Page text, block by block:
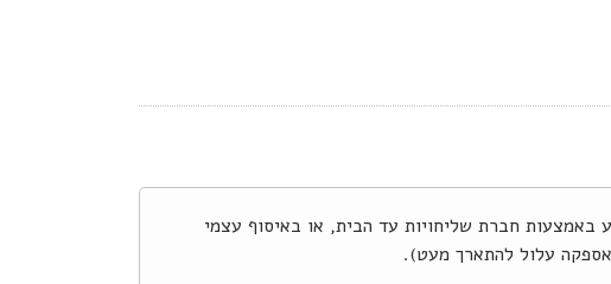
והוא מתבצע באמצעות חברת שליחויות עד הבית, או באיסוף עצמי
עלול להתארך מעט).